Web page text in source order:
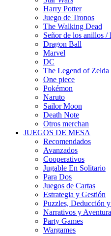
Harry Potter
Juego de Tronos
The Walking Dead
Señor de los anillos /
Dragon Ball
Marvel
DC
The Legend of Zelda
One piece
Pokémon
Naruto
Sailor Moon
Death Note
Otros merchan
JUEGOS DE MESA
Recomendados
Avanzados
Cooperativos
Jugable En Solitario
Para Dos
Juegos de Cartas
Estrategia y Gestión
Puzzles, Deducción
Narrativos y
Party Games
Wargames